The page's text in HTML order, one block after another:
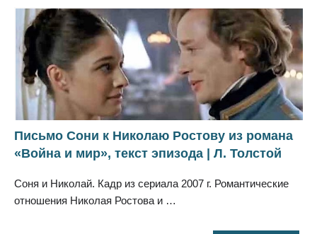
Письмо Сони к Николаю Ростову из романа
«Война и мир», текст эпизода | Л. Толстой
Соня и Николай. Кадр из сериала 2007 г. Романтические
отношения Николая Ростова и …